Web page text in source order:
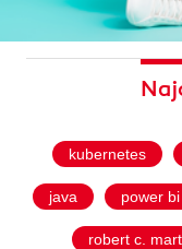
kubernetes
java power bi
robert c.